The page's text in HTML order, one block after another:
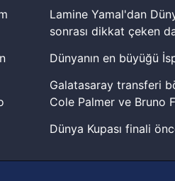
Çerezlere ilişkin detaylı bilgi
Metnimizi okumak ve sitemizde
Lamine Yamal'dan
sonrası dikkat çeken
Dünyanın en büyüğü
Galatasaray transferi
Cole Palmer ve Bruno
Dünya Kupası finali